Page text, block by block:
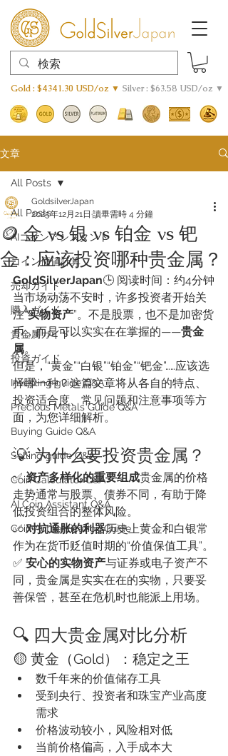
Gold : $4341.30 USD/oz ▼ Silver : $63.58 USD/oz ▼
文章
All Posts
AIコインアシスタント
​コイン価値計算
売却ガイド
購入ガイド
貴金属ガイド
投資ガイド
Investing guide Q&A
Precious Metals Guide Q&A
Buying Guide Q&A
Selling guide Q&A
Coin Calculator Q&A
AI Coin Assistant Q&A
Coin Authentication Guide
All Posts
🪙 金 vs 银 vs 铂金 vs 钯
金：应该投资哪种贵金属？
GoldsilverJapan
2025年12月21日 讀畢需時 4 分鐘
GoldSilverJapan🕒 阅读时间：约4分钟
当市场动荡不安时，许多投资者开始关
注“实物资产”。不是股票，也不是加密货
币，而是可以实实在在掌握的——贵金
属。
但是，“黄金”“白银”“铂金”“钯金”……应该选
择哪一种？这篇文章将从各自的特点、
投资适合度、常见问题和注意事项等方
面，为您详细解析。
💡 为什么要投资贵金属？
✅ 资产多样化的重要组成贵金属的价格
走势通常与股票、债券不同，有助于降
低投资组合的整体风险。
✅ 对抗通胀的利器历史上黄金和白银常
作为在货币贬值时期的“价值保值工具”。
✅ 安心的实物资产与证券或电子资产不
同，贵金属是实实在在的实物，只要妥
善保管，甚至在危机时也能派上用场。
🔍 四大贵金属对比分析
🟡 黄金（Gold）：稳定之王
数千年来的价值储存工具
受到央行、投资者和珠宝产业高度
需求
价格波动较小，风险相对低
当前价格偏高，入手成本大